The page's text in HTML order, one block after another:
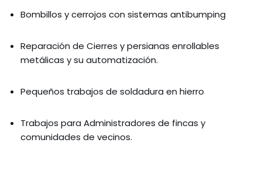
Bombillos y cerrojos con sistemas antibumping
Reparación de Cierres y persianas enrollables
metálicas y su automatización.
Pequeños trabajos de soldadura en hierro
Trabajos para Administradores de fincas y
comunidades de vecinos.